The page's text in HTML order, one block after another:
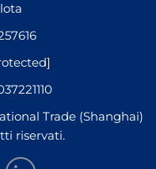
Trade (Shanghai)
riservati.